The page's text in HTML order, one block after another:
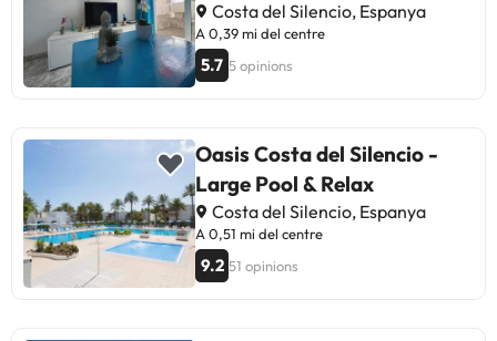
Costa del Silencio, Espanya
A 0,39 mi del centre
5.7 5 opinions
Oasis Costa del Silencio -
Large Pool & Relax
Costa del Silencio, Espanya
A 0,51 mi del centre
9.2 51 opinions